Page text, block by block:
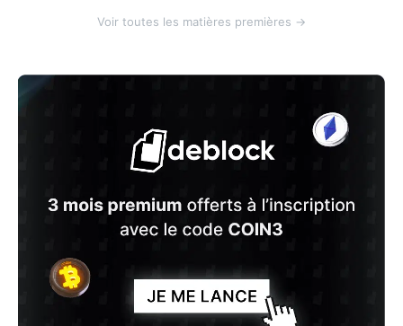
Voir toutes les matières premières →